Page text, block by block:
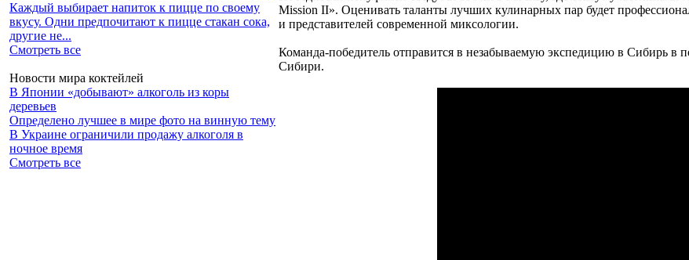
Каждый выбирает напиток к пицце по своему
вкусу. Одни предпочитают к пицце стакан сока,
другие не...
Смотреть все
Новости мира коктейлей
В Японии «добывают» алкоголь из коры
деревьев
Определено лучшее в мире фото на винную тему
В Украине ограничили продажу алкоголя в
ночное время
Смотреть все
Mission II». Оценивать таланты лучших кулинарных пар будет
и представителей современной миксологии.
Команда-победитель отправится в незабываемую экспедицию в Сибирь в
Сибири.